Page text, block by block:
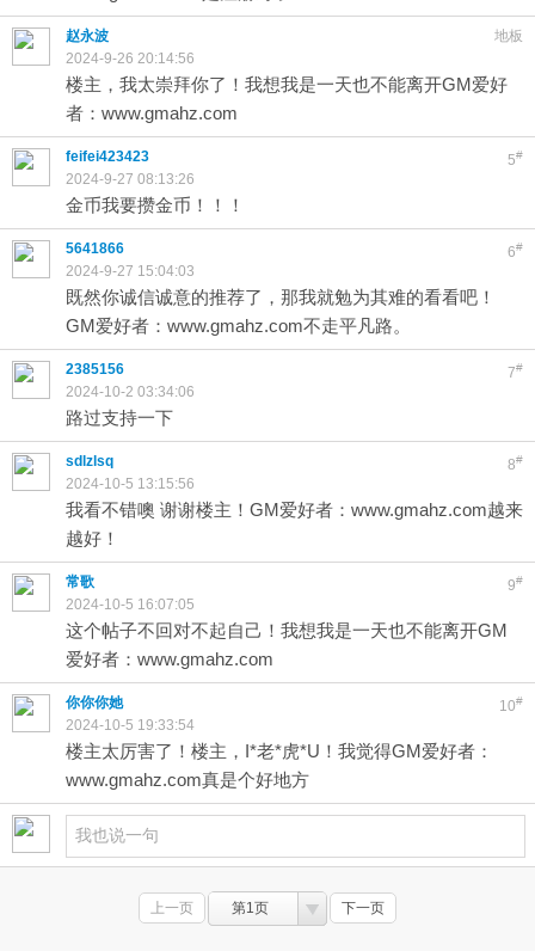
地板
赵永波
2024-9-26 20:14:56
楼主，我太崇拜你了！我想我是一天也不能离开GM爱好
者：www.gmahz.com
5#
feifei423423
2024-9-27 08:13:26
金币我要攒金币！！！
6#
5641866
2024-9-27 15:04:03
既然你诚信诚意的推荐了，那我就勉为其难的看看吧！
GM爱好者：www.gmahz.com不走平凡路。
7#
2385156
2024-10-2 03:34:06
路过支持一下
8#
sdlzlsq
2024-10-5 13:15:56
我看不错噢 谢谢楼主！GM爱好者：www.gmahz.com越来
越好！
9#
常歌
2024-10-5 16:07:05
这个帖子不回对不起自己！我想我是一天也不能离开GM
爱好者：www.gmahz.com
10#
你你你她
2024-10-5 19:33:54
楼主太厉害了！楼主，I*老*虎*U！我觉得GM爱好者：
www.gmahz.com真是个好地方
上一页 第1页 下一页